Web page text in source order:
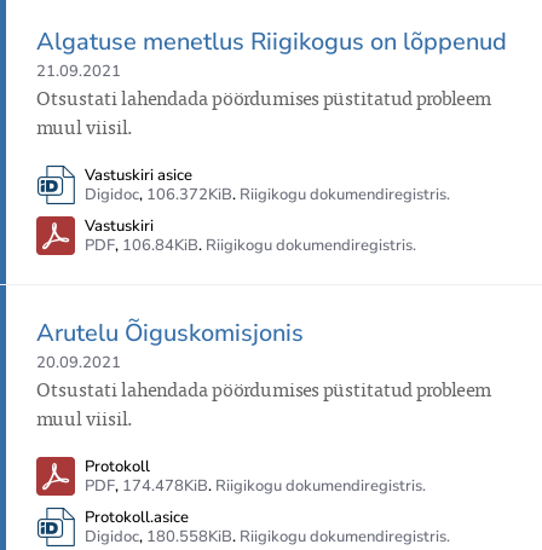
Algatuse menetlus Riigikogus on lõppenud
21.09.2021
Otsustati lahendada pöördumises püstitatud probleem
muul viisil.
Vastuskiri asice
Digidoc, 106.372KiB. Riigikogu dokumendiregistris.
Vastuskiri
PDF, 106.84KiB. Riigikogu dokumendiregistris.
Arutelu Õiguskomisjonis
20.09.2021
Otsustati lahendada pöördumises püstitatud probleem
muul viisil.
Protokoll
PDF, 174.478KiB. Riigikogu dokumendiregistris.
Protokoll.asice
Digidoc, 180.558KiB. Riigikogu dokumendiregistris.